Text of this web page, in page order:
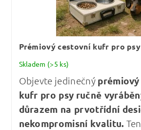
Prémiový cestovní kufr pro psy
Skladem (>5 ks)
Objevte jedinečný
kufr pro psy ručně
důrazem na prvotřídní
nekompromisní kvalitu.